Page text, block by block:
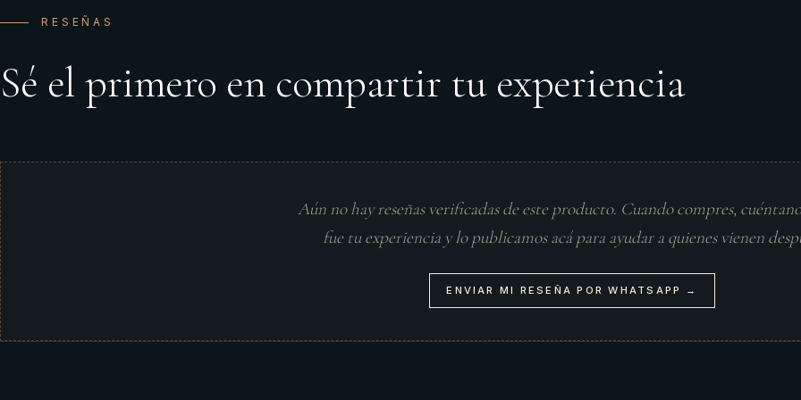
RESEÑAS
Sé el primero en compartir tu experiencia
Aún no hay reseñas verificadas de este producto. Cuando compres,
fue tu experiencia y lo publicamos acá para ayudar a quienes vienen
ENVIAR MI RESEÑA POR WHATSAPP →